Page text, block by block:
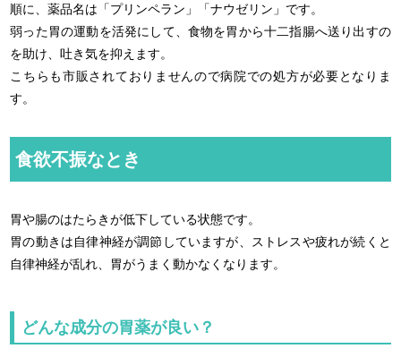
順に、薬品名は「プリンペラン」「ナウゼリン」です。
弱った胃の運動を活発にして、食物を胃から十二指腸へ送り出すの
を助け、吐き気を抑えます。
こちらも市販されておりませんので病院での処方が必要となりま
す。
食欲不振なとき
胃や腸のはたらきが低下している状態です。
胃の動きは自律神経が調節していますが、ストレスや疲れが続くと
自律神経が乱れ、胃がうまく動かなくなります。
どんな成分の胃薬が良い？